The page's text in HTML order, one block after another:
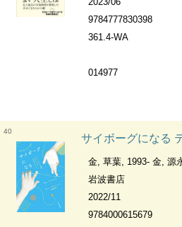
9784777830398
361.4-WA
014977
40
サイボーグになる テクノロジ
金, 草葉, 1993- 金, 源
岩波書店
2022/11
9784000615679